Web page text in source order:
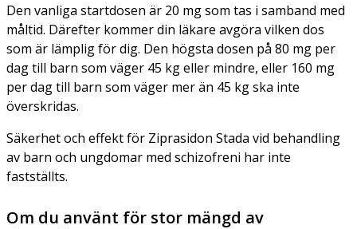
Den vanliga startdosen är 20 mg som tas i samband med
måltid. Därefter kommer din läkare avgöra vilken dos
som är lämplig för dig. Den högsta dosen på 80 mg per
dag till barn som väger 45 kg eller mindre, eller 160 mg
per dag till barn som väger mer än 45 kg ska inte
överskridas.
Säkerhet och effekt för Ziprasidon Stada vid behandling
av barn och ungdomar med schizofreni har inte
fastställts.
Om du använt för stor mängd av